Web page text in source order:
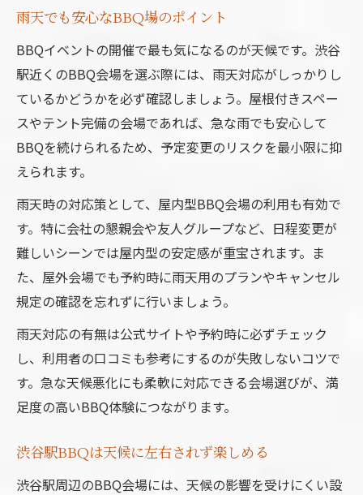
雨天でも安心なBBQ場のポイント
BBQイベントの開催で最も気になるのが天候です。渋谷
駅近くのBBQ会場を選ぶ際には、雨天対応がしっかりし
ているかどうかを必ず確認しましょう。屋根付きスペー
スやテント完備の会場であれば、急な雨でも安心して
BBQを続けられるため、予定変更のリスクを最小限に抑
えられます。
雨天時の対応策として、屋内型BBQ会場の利用も有効で
す。特に会社の懇親会や友人グループなど、日程変更が
難しいシーンでは屋内型の安定感が重宝されます。ま
た、屋外会場でも予約時に雨天用のプランやキャンセル
規定の確認を忘れずに行いましょう。
雨天対応の有無は公式サイトや予約時に必ずチェック
し、利用者の口コミも参考にするのが失敗しないコツで
す。急な天候悪化にも柔軟に対応できる会場選びが、満
足度の高いBBQ体験につながります。
渋谷駅BBQは天候に左右されず楽しめる
渋谷駅周辺のBBQ会場には、天候の影響を受けにくい設